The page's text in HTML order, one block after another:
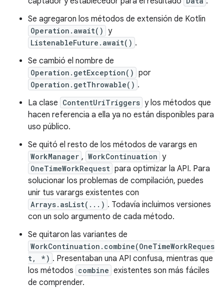
Se agregaron los métodos de extensión de Kotlin
Operation.await() y
ListenableFuture.await() .
Se cambió el nombre de
Operation.getException() por
Operation.getThrowable() .
La clase ContentUriTriggers y los métodos que
hacen referencia a ella ya no están disponibles para
uso público.
Se quitó el resto de los métodos de varargs en
WorkManager , WorkContinuation y
OneTimeWorkRequest para optimizar la API. Para
solucionar los problemas de compilación, puedes
unir tus varargs existentes con
Arrays.asList(...) . Todavía incluimos versiones
con un solo argumento de cada método.
Se quitaron las variantes de
WorkContinuation.combine(OneTimeWorkReques
t, *) . Presentaban una API confusa, mientras que
los métodos combine existentes son más fáciles
de comprender.